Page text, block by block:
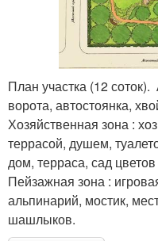
План участка (12
ворота, автостоянка,
Хозяйственная зона :
террасой, душем,
дом, терраса, сад
Пейзажная зона :
альпинарий, мостик,
шашлыков.